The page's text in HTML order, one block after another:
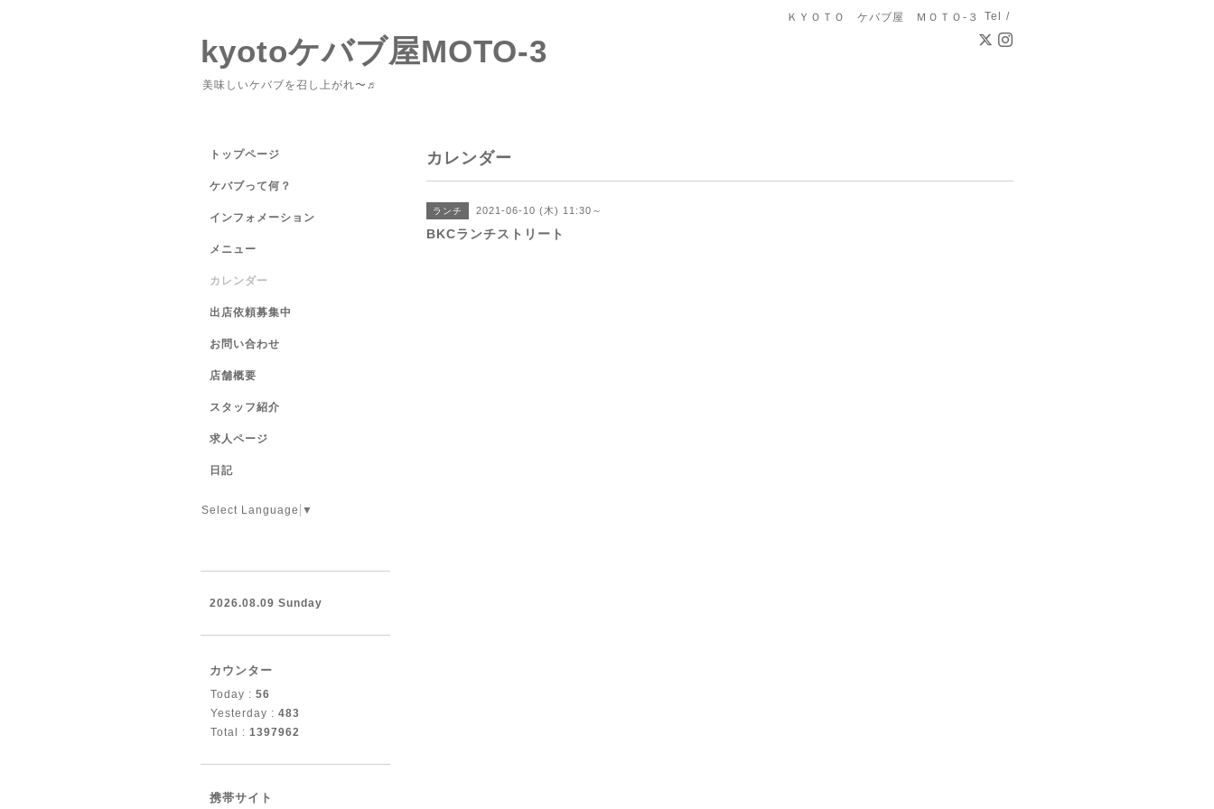
ＫＹＯＴＯ ケバブ屋 ＭＯＴＯ-３ Tel /
kyotoケバブ屋MOTO-3
美味しいケバブを召し上がれ〜♬
カレンダー
ランチ 2021-06-10 (木) 11:30～
BKCランチストリート
トップページ
ケバブって何？
インフォメーション
メニュー
カレンダー
出店依頼募集中
お問い合わせ
店舗概要
スタッフ紹介
求人ページ
日記
Select Language ▼
2026.08.09 Sunday
カウンター
Today : 56
Yesterday : 483
Total : 1397962
携帯サイト